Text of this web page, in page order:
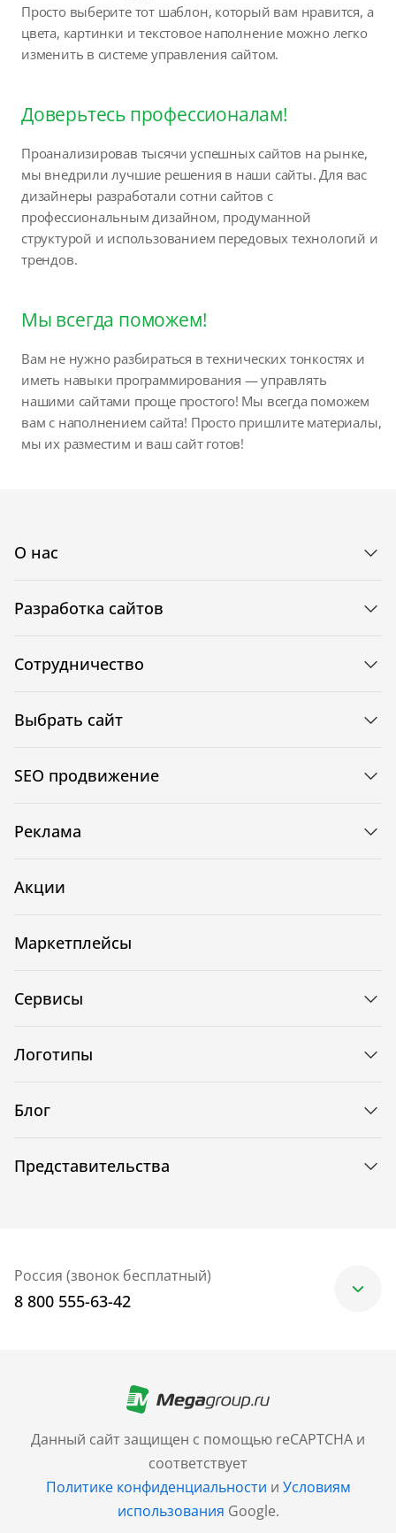
Просто выберите тот шаблон, который вам нравится, а
цвета, картинки и текстовое наполнение можно легко
изменить в системе управления сайтом.
Доверьтесь профессионалам!
Проанализировав тысячи успешных сайтов на рынке,
мы внедрили лучшие решения в наши сайты. Для вас
дизайнеры разработали сотни сайтов с
профессиональным дизайном, продуманной
структурой и использованием передовых технологий и
трендов.
Мы всегда поможем!
Вам не нужно разбираться в технических тонкостях и
иметь навыки программирования — управлять
нашими сайтами проще простого! Мы всегда поможем
вам с наполнением сайта! Просто пришлите материалы,
мы их разместим и ваш сайт готов!
Данный сайт защищен с помощью reCAPTCHA и
соответствует
Политике конфиденциальности и Условиям
использования Google.
О нас
Разработка сайтов
Сотрудничество
Выбрать сайт
SEO продвижение
Реклама
Акции
Маркетплейсы
Сервисы
Логотипы
Блог
Представительства
Россия (звонок бесплатный)
8 800 555-63-42
+7 (499) 705-30-10
Санкт-Петербург
+7 (812) 600-77-33
Барнаул
+7 (961) 999-93-93